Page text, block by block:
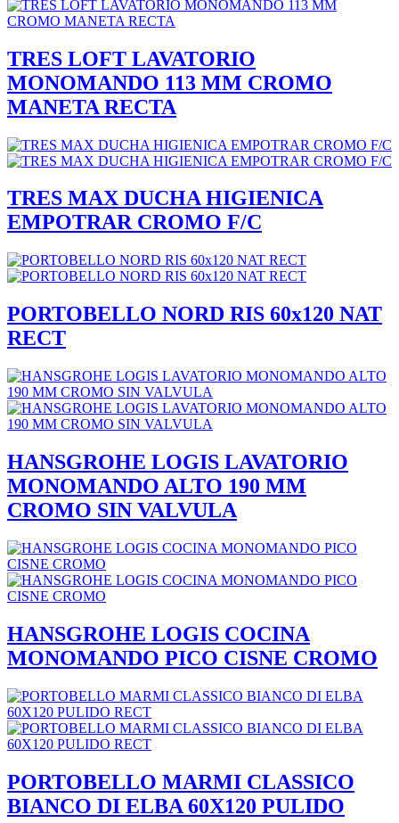
TRES LOFT LAVATORIO
MONOMANDO 113 MM CROMO
MANETA RECTA
TRES MAX DUCHA HIGIENICA
EMPOTRAR CROMO F/C
PORTOBELLO NORD RIS 60x120 NAT
RECT
HANSGROHE LOGIS LAVATORIO
MONOMANDO ALTO 190 MM
CROMO SIN VALVULA
HANSGROHE LOGIS COCINA
MONOMANDO PICO CISNE CROMO
PORTOBELLO MARMI CLASSICO
BIANCO DI ELBA 60X120 PULIDO